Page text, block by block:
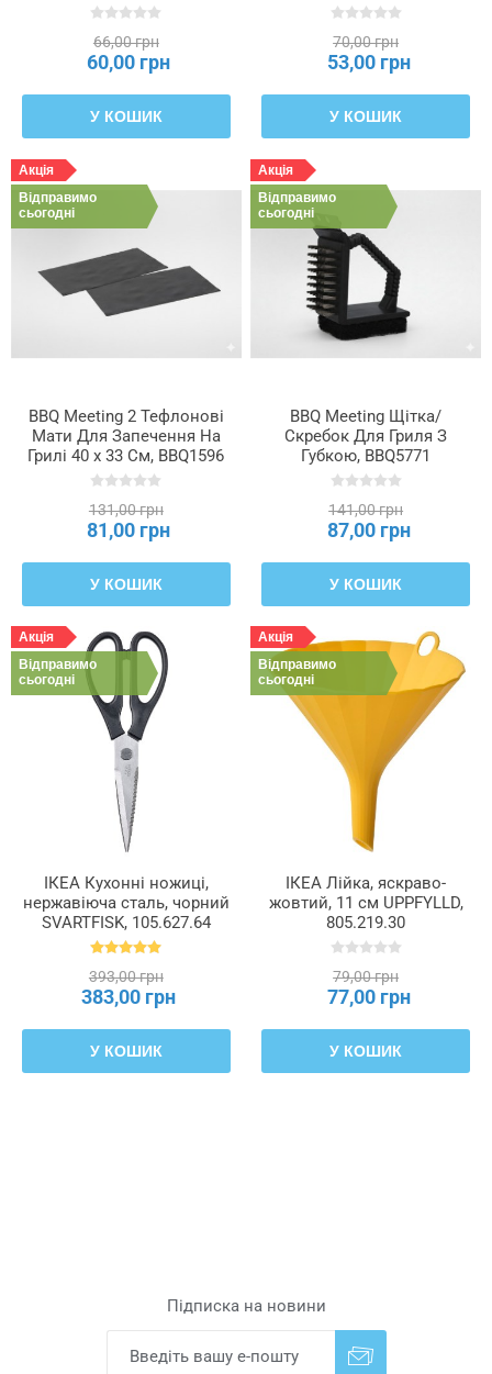
66,00 грн
60,00 грн
У КОШИК
70,00 грн
53,00 грн
У КОШИК
Акція
Відправимо
сьогодні
BBQ Meeting 2 Тефлонові
Мати Для Запечення На
Грилі 40 x 33 См, BBQ1596
131,00 грн
81,00 грн
У КОШИК
Акція
Відправимо
сьогодні
BBQ Meeting Щітка/
Скребок Для Гриля З
Губкою, BBQ5771
141,00 грн
87,00 грн
У КОШИК
Акція
Відправимо
сьогодні
ІКЕА Кухонні ножиці,
нержавіюча сталь, чорний
SVARTFISK, 105.627.64
393,00 грн
383,00 грн
У КОШИК
Акція
Відправимо
сьогодні
ІКЕА Лійка, яскраво-
жовтий, 11 см UPPFYLLD,
805.219.30
79,00 грн
77,00 грн
У КОШИК
Підписка на новини